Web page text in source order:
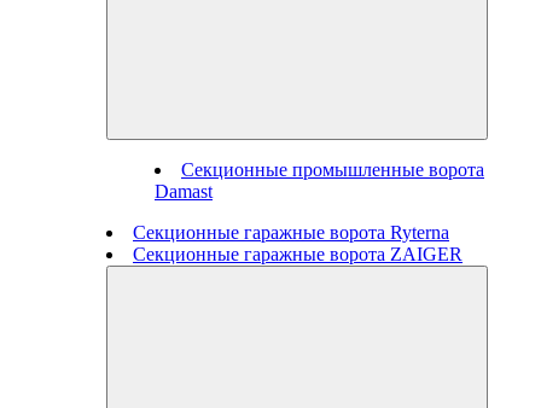
Секционные промышленные ворота
Damast
Секционные гаражные ворота Ryterna
Секционные гаражные ворота ZAIGER